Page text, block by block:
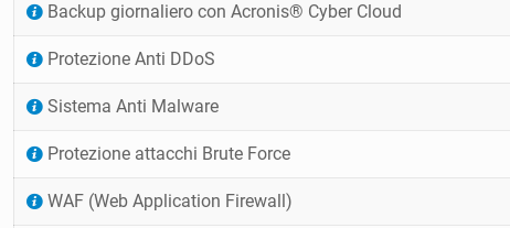
Backup giornaliero con Acronis® Cyber Cloud
Protezione Anti DDoS
Sistema Anti Malware
Protezione attacchi Brute Force
WAF (Web Application Firewall)